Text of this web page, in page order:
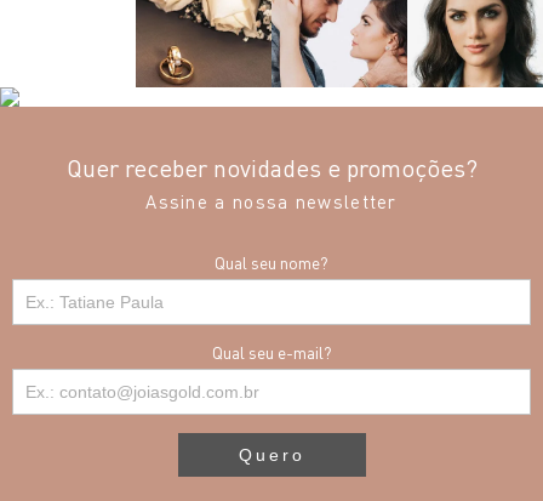
Quer receber novidades e promoções?
Assine a nossa newsletter
Qual seu nome?
Qual seu e-mail?
Quero